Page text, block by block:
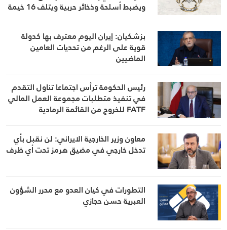
ويضبط أسلحة وذخائر حربية ويتلف 16 خيمة
بزشكيان: إيران اليوم معترف بها كدولة
قوية على الرغم من تحديات العامين
الماضيين
رئيس الحكومة ترأس اجتماعا تناول التقدم
في تنفيذ متطلبات مجموعة العمل المالي
FATF للخروج من القائمة الرمادية
معاون وزير الخارجية الايراني: لن نقبل بأي
تدخل خارجي في مضيق هرمز تحت أي ظرف
التطورات في كيان العدو مع محرر الشؤون
العبرية حسن حجازي